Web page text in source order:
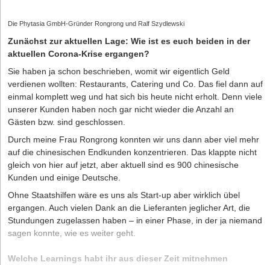
Die Phytasia GmbH-Gründer Rongrong und Ralf Szydlewski
Zunächst zur aktuellen Lage: Wie ist es euch beiden in der
aktuellen Corona-Krise ergangen?
Sie haben ja schon beschrieben, womit wir eigentlich Geld
verdienen wollten: Restaurants, Catering und Co. Das fiel dann auf
einmal komplett weg und hat sich bis heute nicht erholt. Denn viele
unserer Kunden haben noch gar nicht wieder die Anzahl an
Gästen bzw. sind geschlossen.
Durch meine Frau Rongrong konnten wir uns dann aber viel mehr
auf die chinesischen Endkunden konzentrieren. Das klappte nicht
gleich von hier auf jetzt, aber aktuell sind es 900 chinesische
Kunden und einige Deutsche.
Ohne Staatshilfen wäre es uns als Start-up aber wirklich übel
ergangen. Auch vielen Dank an die Lieferanten jeglicher Art, die
Stundungen zugelassen haben – in einer Phase, in der ja niemand
sagen konnte, wie es weiter geht.
Welche Learnings habt ihr aus dieser Zeit mitnehmen